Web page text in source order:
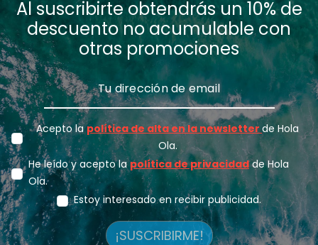
Al suscribirte obtendrás un 10% de
descuento no acumulable con
otras promociones
Acepto lapolítica de alta en la newsletter de Hola
Ola.
He leído y acepto lapolítica de privacidadde Hola
Ola.
Estoy interesado en recibir publicidad.
¡SUSCRIBIRME!